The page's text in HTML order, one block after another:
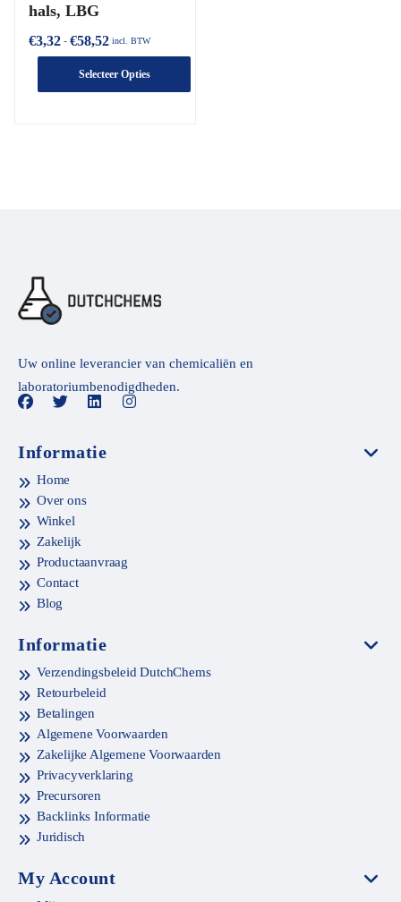
hals, LBG
€3,32 - €58,52 incl. BTW
Selecteer Opties
Uw online leverancier van chemicaliën en
laboratoriumbenodigdheden.
Informatie
Home
Over ons
Winkel
Zakelijk
Productaanvraag
Contact
Blog
Informatie
Verzendingsbeleid DutchChems
Retourbeleid
Betalingen
Algemene Voorwaarden
Zakelijke Algemene Voorwaarden
Privacyverklaring
Precursoren
Backlinks Informatie
Juridisch
My Account